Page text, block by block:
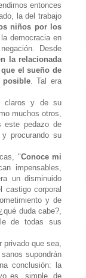
entonces
la del trabajo
niños por los
democracia en
Desde
la relacionada
el sueño de
. Tal era
claros y de su
muchos otros,
este pedazo de
procurando su
"Conoce mi
impensables,
un disminuido
castigo corporal
y de
duda cabe?,
de todas sus
privado que sea,
supondrán
conclusión: la
es simple, de